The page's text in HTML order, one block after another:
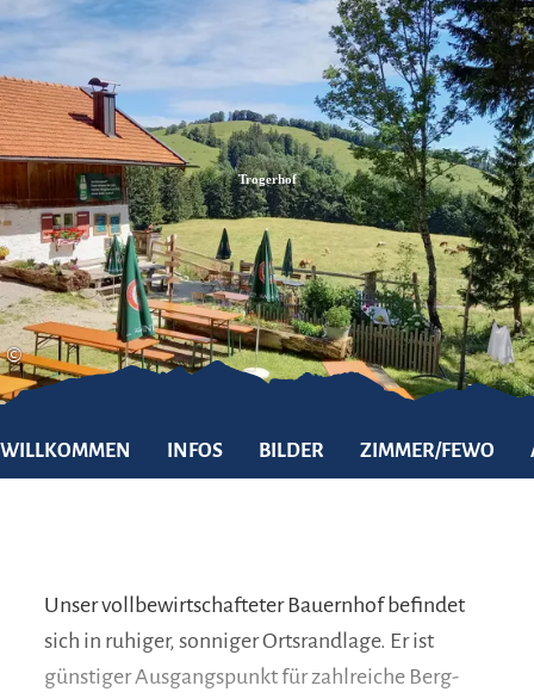
Zum
Inhalt
Zur
Suche
Zum
Footer
©
Trogerhof
WILLKOMMEN INFOS BILDER ZIMMER/FEWO
Unser vollbewirtschafteter Bauernhof befindet
sich in ruhiger, sonniger Ortsrandlage. Er ist
günstiger Ausgangspunkt für zahlreiche Berg-